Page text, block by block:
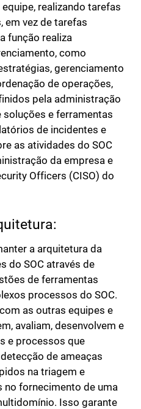
realizando tarefas
em vez de tarefas
função realiza
como
gerenciamento
de operações,
pela administração
soluções e ferramentas
de incidentes e
as atividades do SOC
da empresa e
Officers (CISO) do
a arquitetura da
do SOC através de
de ferramentas
processos do SOC.
as outras equipes e
avaliam, desenvolvem e
e processos que
de ameaças
na triagem e
no fornecimento de uma
Isso garante